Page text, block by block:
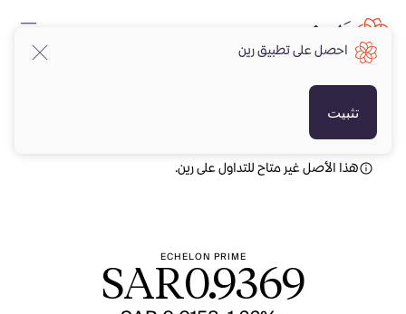
هذا الأصل غير متاح للتداول على رين.
ECHELON PRIME
SAR0.9369
احصل على تطبيق رين
تثبيت